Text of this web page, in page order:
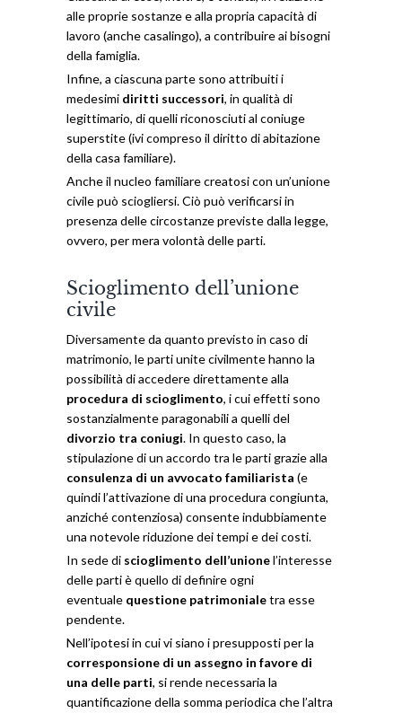
alle proprie sostanze e alla propria capacità di
lavoro (anche casalingo), a contribuire ai bisogni
della famiglia.
Infine, a ciascuna parte sono attribuiti i
medesimi diritti successori, in qualità di
legittimario, di quelli riconosciuti al coniuge
superstite (ivi compreso il diritto di abitazione
della casa familiare).
Anche il nucleo familiare creatosi con un’unione
civile può sciogliersi. Ciò può verificarsi in
presenza delle circostanze previste dalla legge,
ovvero, per mera volontà delle parti.
Scioglimento dell’unione
civile
Diversamente da quanto previsto in caso di
matrimonio, le parti unite civilmente hanno la
possibilità di accedere direttamente alla
procedura di scioglimento, i cui effetti sono
sostanzialmente paragonabili a quelli del
divorzio tra coniugi. In questo caso, la
stipulazione di un accordo tra le parti grazie alla
consulenza di un avvocato familiarista (e
quindi l’attivazione di una procedura congiunta,
anziché contenziosa) consente indubbiamente
una notevole riduzione dei tempi e dei costi.
In sede di scioglimento dell’unionel’interesse
delle parti è quello di definire ogni
eventuale questione patrimonialetra esse
pendente.
Nell’ipotesi in cui vi siano i presupposti per la
corresponsione di un assegno in favore di
una delle parti, si rende necessaria la
quantificazione della somma periodica che l’altra